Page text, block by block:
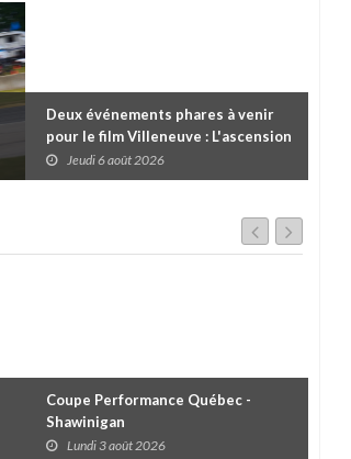
Deux événements phares à venir
pour le film Villeneuve : L'ascension
d'une légende (+ vidéo)
Jeudi 6 août 2026
Coupe Performance Québec -
Shawinigan
Lundi 3 août 2026